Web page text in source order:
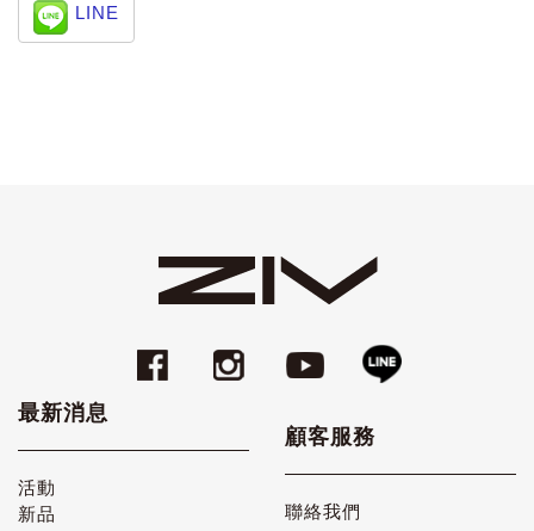
LINE
最新消息
活動
新品
顧客服務
聯絡我們